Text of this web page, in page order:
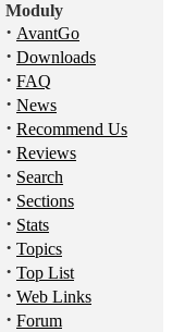
Moduly
· AvantGo
· Downloads
· FAQ
· News
· Recommend Us
· Reviews
· Search
· Sections
· Stats
· Topics
· Top List
· Web Links
· Forum